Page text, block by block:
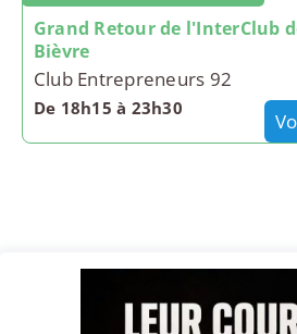
Grand Retour de l'InterClub
Bièvre
Club Entrepreneurs 92
De 18h15 à 23h30